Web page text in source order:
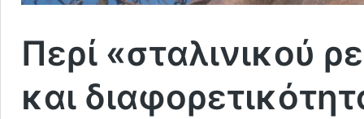
Περί «σταλινικού
και